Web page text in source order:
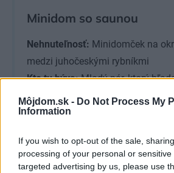
Môjdom.sk - Do Not Process My
Information
If you wish to opt-out of the sale,
processing of your personal or
targeted advertising by us, please use
Minidom so saunou
Nehnuteľnosť: Minidomček na
medzi juhočeskými rybníkmi
Kto tu býva:Mladý pár, ktorý
mesta.
Autori:boq architekti – Miroslav
Lokalita:ČR
Plocha:50 m